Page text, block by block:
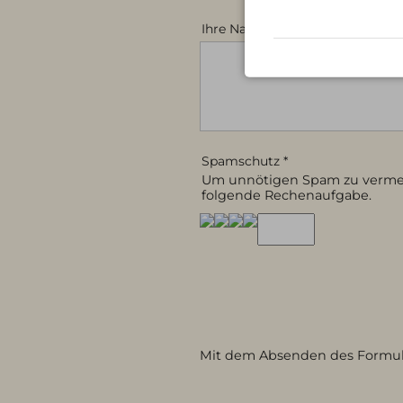
Ihre Nachricht
Spamschutz *
Um unnötigen Spam zu
folgende Rechenaufgabe.
Mit dem Absenden des